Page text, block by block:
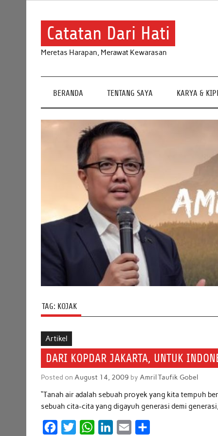
Catatan Dari Hati
Meretas Harapan, Merawat Kewarasan
BERANDA TENTANG SAYA KARYA &
TAG: KOJAK
Artikel
DARI KOPDAR JAKARTA, UNTUK
Posted on August 14, 2009 by Amril Taufik Gobel
“Tanah air adalah sebuah proyek yang kita tempuh
sebuah cita-cita yang digayuh generasi demi
W